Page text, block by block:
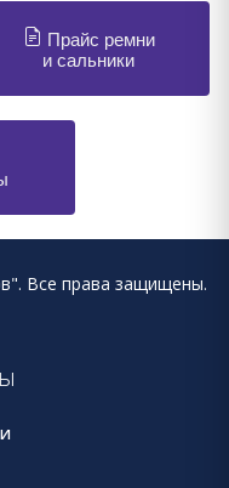
Прайс ремни
и сальники
Все права защищены.